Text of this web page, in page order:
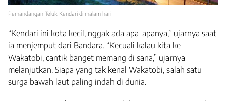
Pemandangan Teluk Kendari di malam hari
“Kendari ini kota kecil, nggak ada apa-apanya,” ujarnya saat
ia menjemput dari Bandara. “Kecuali kalau kita ke
Wakatobi, cantik banget memang di sana,” ujarnya
melanjutkan. Siapa yang tak kenal Wakatobi, salah satu
surga bawah laut paling indah di dunia.